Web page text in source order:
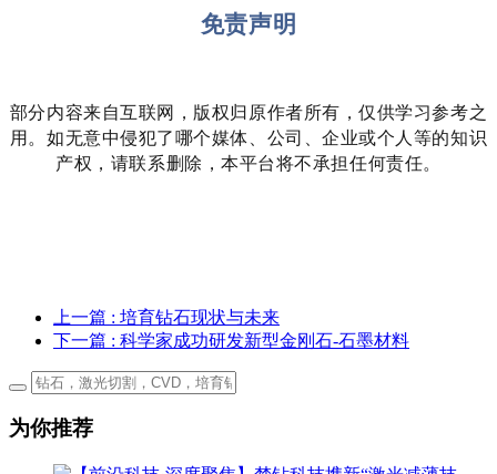
免责声明
部分内容来自互联网，版权归原作者所有，仅供学习参考之
用。如无意中侵犯了哪个媒体、公司、企业或个人等的知识
产权，请联系删除，本平台将不承担任何责任。
上一篇 : 培育钻石现状与未来
下一篇 : 科学家成功研发新型金刚石-石墨材料
为你推荐